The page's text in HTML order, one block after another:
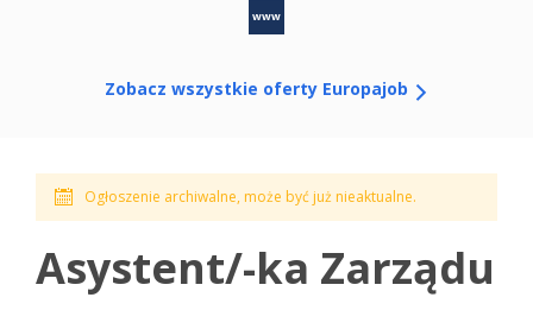
Ogłoszenie archiwalne, może być już nieaktualne.
Asystent/-ka Zarządu
www
Zobacz wszystkie oferty Europajob